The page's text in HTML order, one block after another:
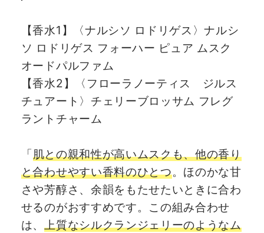
【香水1】〈ナルシソ ロドリゲス〉ナルシ
ソ ロドリゲス フォーハー ピュア ムスク
オードパルファム
【香水2】〈フローラノーティス ジルス
チュアート〉チェリーブロッサム フレグ
ラントチャーム
「肌との親和性が高いムスクも、他の香り
と合わせやすい香料のひとつ。ほのかな甘
さや芳醇さ、余韻をもたせたいときに合わ
せるのがおすすめです。この組み合わせ
は、上質なシルクランジェリーのようなム